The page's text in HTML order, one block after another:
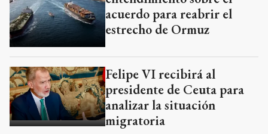
acuerdo para reabrir el
estrecho de Ormuz
Felipe VI recibirá al
presidente de Ceuta para
analizar la situación
migratoria